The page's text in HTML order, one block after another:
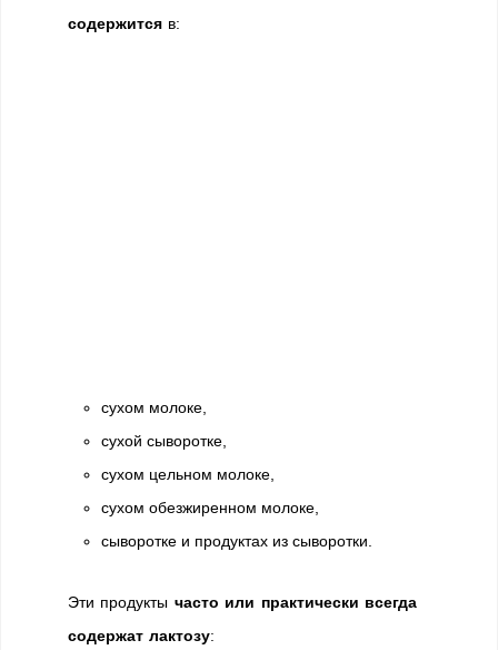
содержится в:
сухом молоке,
сухой сыворотке,
сухом цельном молоке,
сухом обезжиренном молоке,
сыворотке и продуктах из сыворотки.
Эти продукты часто или практически всегда
содержат лактозу: